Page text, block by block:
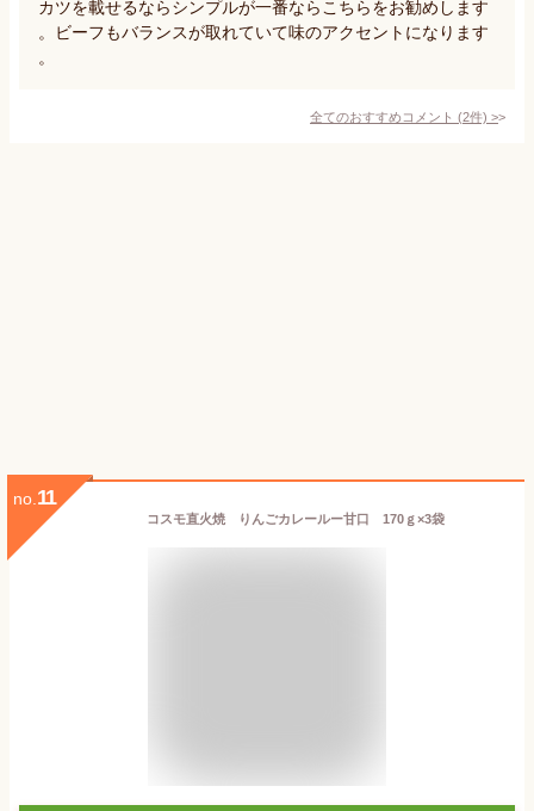
カツを載せるならシンプルが一番ならこちらをお勧めします
。ビーフもバランスが取れていて味のアクセントになります
。
全てのおすすめコメント (2件) >
no. 11
コスモ直火焼 りんごカレールー甘口 170ｇ×3袋